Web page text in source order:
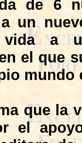
de 6
a un
vida a
el que
mundo
que la
el